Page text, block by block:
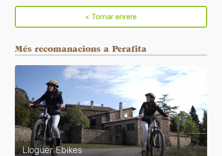
Més recomanacions a Perafita
Lloguer Ebikes